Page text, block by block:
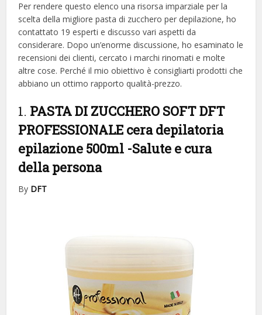
Per rendere questo elenco una risorsa imparziale per la
scelta della migliore pasta di zucchero per depilazione, ​​ho
contattato 19 esperti e discusso vari aspetti da
considerare. Dopo un’enorme discussione, ho esaminato le
recensioni dei clienti, cercato i marchi rinomati e molte
altre cose. Perché il mio obiettivo è consigliarti prodotti che
abbiano un ottimo rapporto qualità-prezzo.
1. PASTA DI ZUCCHERO SOFT DFT
PROFESSIONALE cera depilatoria
epilazione 500ml -Salute e cura
della persona
By DFT